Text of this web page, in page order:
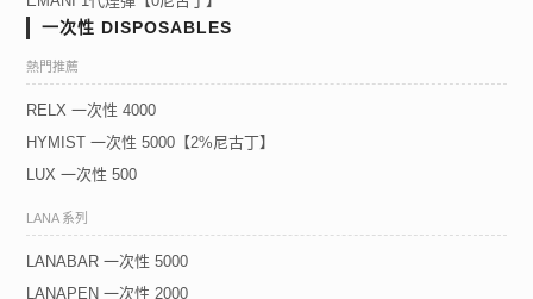
一次性 DISPOSABLES
熱門推薦
RELX 一次性 4000
HYMIST 一次性 5000【2%尼古丁】
LUX 一次性 500
LANA 系列
LANABAR 一次性 5000
LANAPEN 一次性 2000